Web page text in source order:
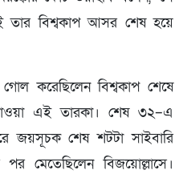
বিশ্বকাপ আসর শেষ হয়ে
করেছিলেন বিশ্বকাপ শেষে
এই তারকা। শেষ ৩২–এ
জয়সূচক শেষ শটটা সাইবারি
মেতেছিলেন বিজয়োল্লাসে।